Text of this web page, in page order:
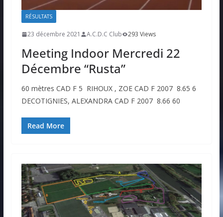
RÉSULTATS
23 décembre 2021 A.C.D.C Club 293 Views
Meeting Indoor Mercredi 22
Décembre “Rusta”
60 mètres CAD F 5 RIHOUX , ZOE CAD F 2007 8.65 6
DECOTIGNIES, ALEXANDRA CAD F 2007 8.66 60
Read More